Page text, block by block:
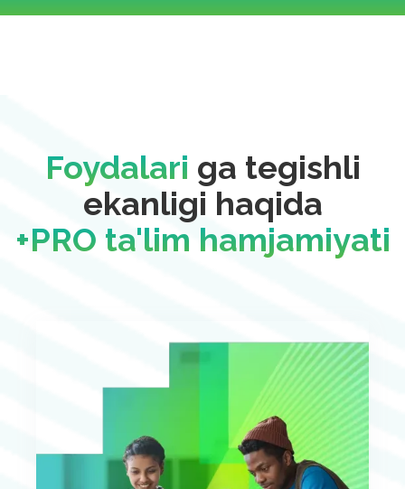
Foydalari ga tegishli
ekanligi haqida
+PRO ta'lim hamjamiyati